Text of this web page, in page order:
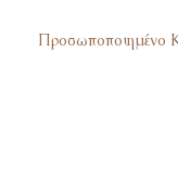
Προσωποποιημένο